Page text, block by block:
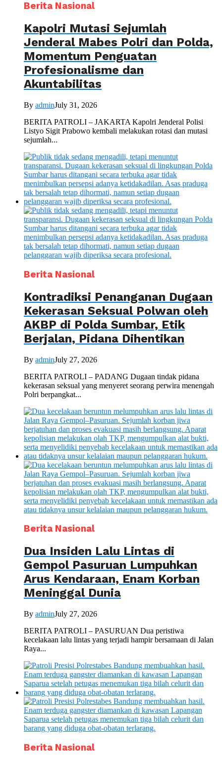
Berita Nasional
Kapolri Mutasi Sejumlah
Jenderal Mabes Polri dan Polda,
Momentum Penguatan
Profesionalisme dan
Akuntabilitas
By adminJuly 31, 2026
BERITA PATROLI – JAKARTA Kapolri Jenderal Polisi
Listyo Sigit Prabowo kembali melakukan rotasi dan mutasi
sejumlah...
Berita Nasional
Kontradiksi Penanganan Dugaan
Kekerasan Seksual Polwan oleh
AKBP di Polda Sumbar, Etik
Berjalan, Pidana Dihentikan
By adminJuly 27, 2026
BERITA PATROLI – PADANG Dugaan tindak pidana
kekerasan seksual yang menyeret seorang perwira menengah
Polri berpangkat...
Berita Nasional
Dua Insiden Lalu Lintas di
Gempol Pasuruan Lumpuhkan
Arus Kendaraan, Enam Korban
Meninggal Dunia
By adminJuly 27, 2026
BERITA PATROLI – PASURUAN Dua peristiwa
kecelakaan lalu lintas yang terjadi hampir bersamaan di Jalan
Raya...
Berita Nasional